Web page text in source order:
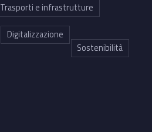
Trasporti e infrastrutture
Digitalizzazione
Sostenibilità